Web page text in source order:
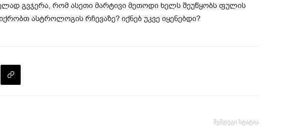
გვჯერა, რომ ასეთი მარტივი მეთოდი ხელს შეუწყობს ფულის
ასტროლოგის რჩევაზე? იქნებ უკვე იყენებდი?
შემდეგი სტატია